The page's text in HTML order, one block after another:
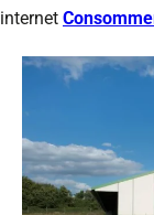
internet